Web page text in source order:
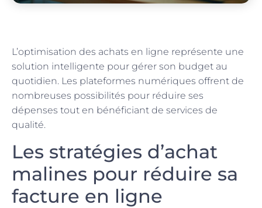
L’optimisation des achats en ligne représente une
solution intelligente pour gérer son budget au
quotidien. Les plateformes numériques offrent de
nombreuses possibilités pour réduire ses
dépenses tout en bénéficiant de services de
qualité.
Les stratégies d’achat
malines pour réduire sa
facture en ligne